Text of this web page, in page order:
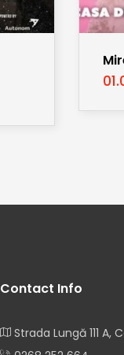
Contact Info
Strada Lungă 111 A,